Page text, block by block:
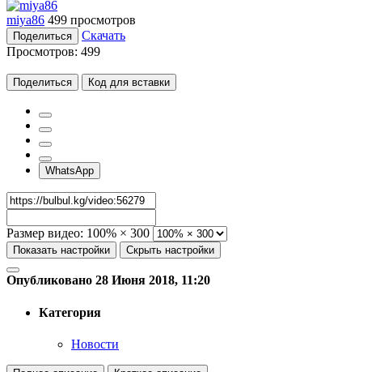
miya86 499 просмотров
Поделиться
Скачать
Просмотров: 499
Поделиться Код для вставки
WhatsApp
Размер видео: 100% × 300
Показать настройки Скрыть настройки
Опубликовано 28 Июня 2018, 11:20
Категория
Новости